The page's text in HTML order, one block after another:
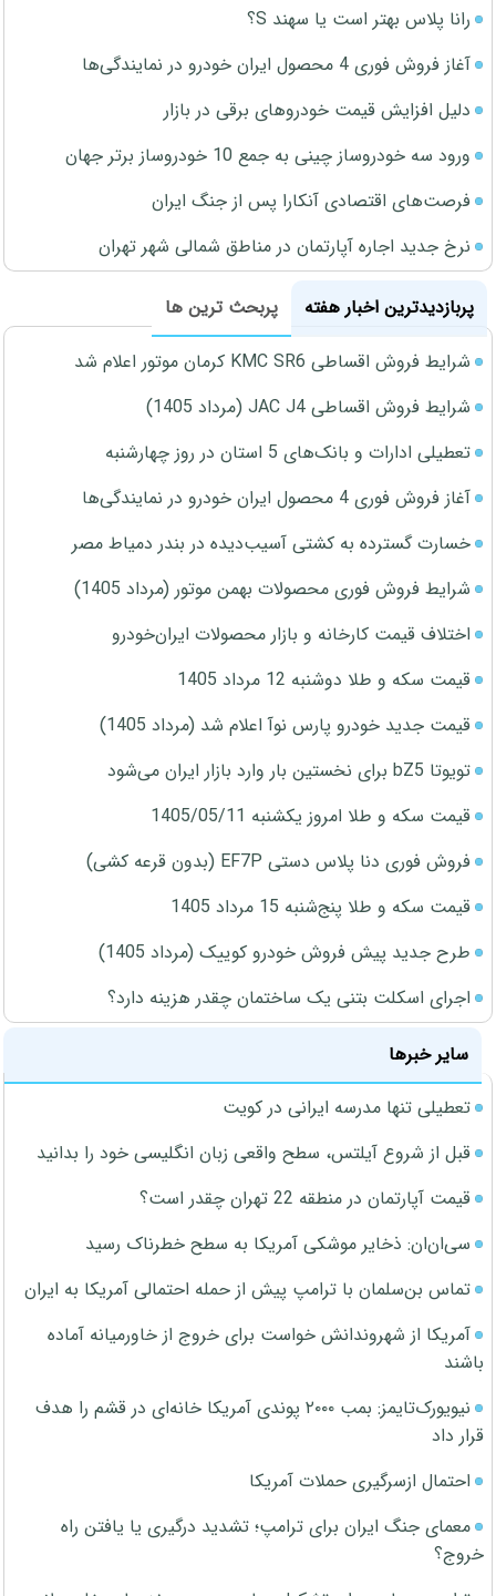
رانا پلاس بهتر است یا سهند S؟
آغاز فروش فوری 4 محصول ایران خودرو در نمایندگی‌ها
دلیل افزایش قیمت خودروهای برقی در بازار
ورود سه خودروساز چینی به جمع 10 خودروساز برتر جهان
فرصت‌های اقتصادی آنکارا پس از جنگ ایران
نرخ جدید اجاره آپارتمان در مناطق شمالی شهر تهران
پربازدیدترین اخبار هفته
پربحث ترین ها
شرایط فروش اقساطی KMC SR6 کرمان موتور اعلام شد
شرایط فروش اقساطی JAC J4 (مرداد 1405)
تعطیلی ادارات و بانک‌های 5 استان در روز چهارشنبه
آغاز فروش فوری 4 محصول ایران خودرو در نمایندگی‌ها
خسارت گسترده به کشتی آسیب‌دیده در بندر دمیاط مصر
شرایط فروش فوری محصولات بهمن موتور (مرداد 1405)
اختلاف قیمت کارخانه و بازار محصولات ایران‌خودرو
قیمت سکه و طلا دوشنبه 12 مرداد 1405
قیمت جدید خودرو پارس نوآ اعلام شد (مرداد 1405)
تویوتا bZ5 برای نخستین بار وارد بازار ایران می‌شود
قیمت سکه و طلا امروز یکشنبه 1405/05/11
فروش فوری دنا پلاس دستی EF7P (بدون قرعه کشی)
قیمت سکه و طلا پنج‌شنبه 15 مرداد 1405
طرح جدید پیش فروش خودرو کوییک (مرداد 1405)
اجرای اسکلت بتنی یک ساختمان چقدر هزینه دارد؟
سایر خبرها
تعطیلی تنها مدرسه ایرانی در کویت
قبل از شروع آیلتس، سطح واقعی زبان انگلیسی خود را بدانید
قیمت آپارتمان در منطقه 22 تهران چقدر است؟
سی‌ان‌ان: ذخایر موشکی آمریکا به سطح خطرناک رسید
تماس بن‌سلمان با ترامپ پیش از حمله احتمالی آمریکا به ایران
آمریکا از شهروندانش خواست برای خروج از خاورمیانه آماده
باشند
نیویورک‌تایمز: بمب ۲۰۰۰ پوندی آمریکا خانه‌ای در قشم را هدف
قرار داد
احتمال ازسرگیری حملات آمریکا
معمای جنگ ایران برای ترامپ؛ تشدید درگیری یا یافتن راه
خروج؟